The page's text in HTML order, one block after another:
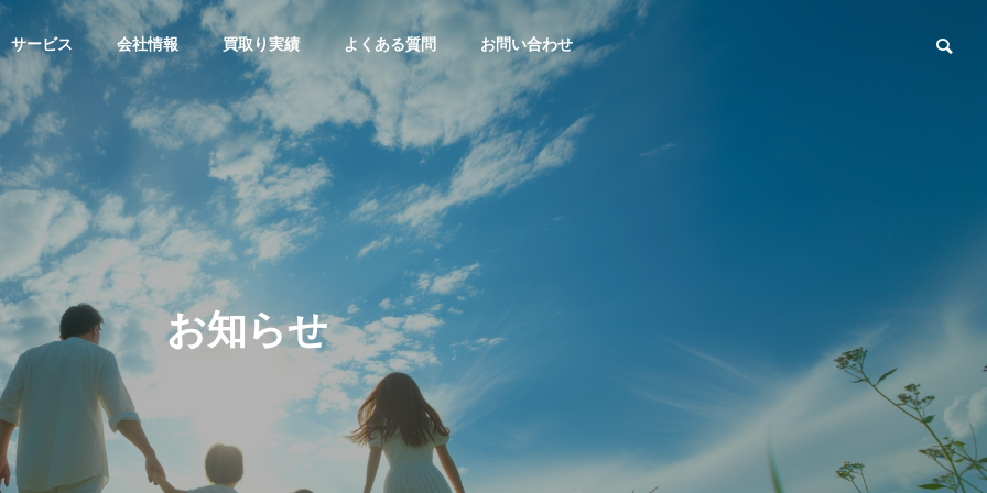
サービス 会社情報 買取り実績 よくある質問 お問い合わせ
お知らせ